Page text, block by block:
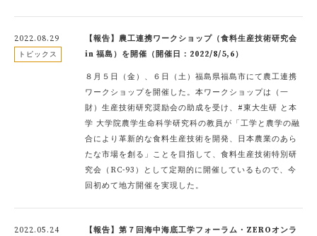
2022.08.29
トピックス
【報告】農工連携ワークショップ（食料生産技術研究会
in 福島）を開催（開催日：2022/8/5,6）
８月５日（金）、６日（土）福島県福島市にて農工連携
ワークショップを開催した。本ワークショップは（一
財）生産技術研究奨励会の助成を受け、#東大生研 と本
学 大学院農学生命科学研究科の教員が「工学と農学の融
合により革新的な食料生産技術を開発、日本農業のあら
たな市場を創る」ことを目指して、食料生産技術特別研
究会（RC-93）として定期的に開催しているもので、今
回初めて地方開催を実現した。
2022.05.24
【報告】第７回海中海底工学フォーラム・ZEROオンラ